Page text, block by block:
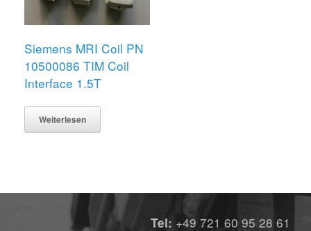
Siemens MRI Coil PN
10500086 TIM Coil
Interface 1.5T
Weiterlesen
Tel: +49 721 60 95 28 61